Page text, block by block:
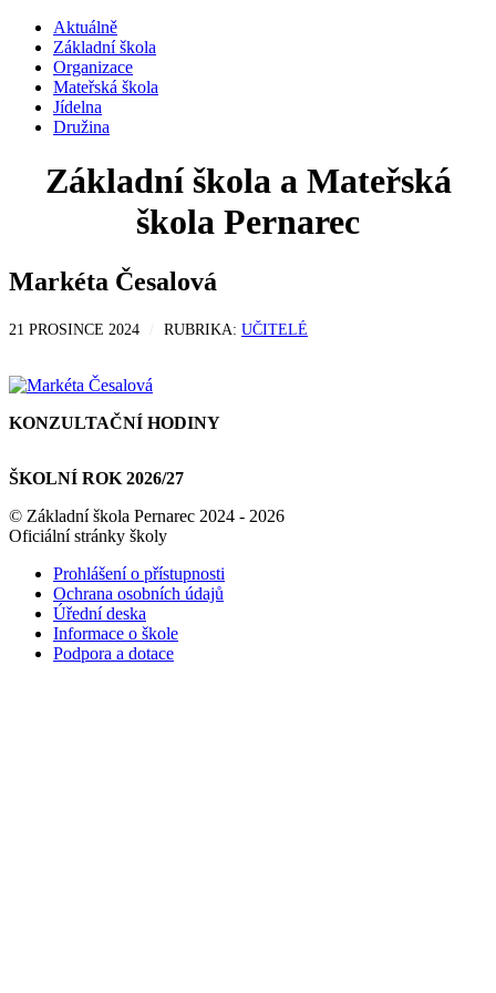
Aktuálně
Základní škola
Organizace
Mateřská škola
Jídelna
Družina
Základní škola a Mateřská
škola Pernarec
Markéta Česalová
21 PROSINCE 2024 RUBRIKA: UČITELÉ
KONZULTAČNÍ HODINY
ŠKOLNÍ ROK 2026/27
© Základní škola Pernarec 2024 - 2026
Oficiální stránky školy
Prohlášení o přístupnosti
Ochrana osobních údajů
Úřední deska
Informace o škole
Podpora a dotace